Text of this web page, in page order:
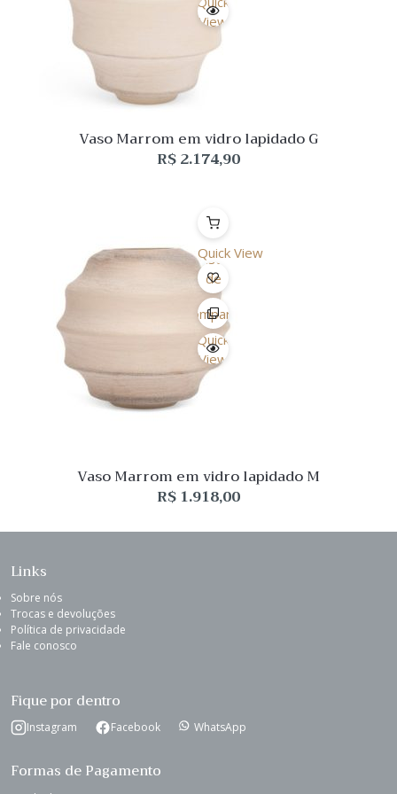
View
Vaso Marrom em vidro lapidado G
R$2.174,90
Quick View
Lista
de
Desejo
Comparar
Quick
View
Vaso Marrom em vidro lapidado M
R$ 1.918,00
Links
Sobre nós
Trocas e devoluções
Política de privacidade
Fale conosco
Fique por dentro
Instagram Facebook WhatsApp
Formas de Pagamento